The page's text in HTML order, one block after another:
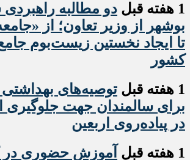
1 هفته قبل
دو مطالبه راهبردی
بوشهر از وزیر تعاون؛ از
تا ایجاد نخستین زیست‌بوم
کشور
1 هفته قبل
️توصیه‌های
برای سالمندان جهت جلوگیری
در پیاده‌روی اربعین
1 هفته قبل
آموزش حضوری در